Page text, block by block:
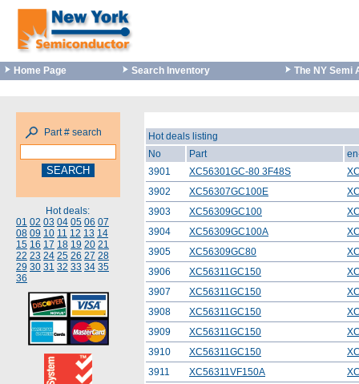
Home Page Search Inventory The NY Semi
Part # search
Hot deals:
01 02 03 04 05 06 07
08 09 10 11 12 13 14
15 16 17 18 19 20 21
22 23 24 25 26 27 28
29 30 31 32 33 34 35
36
Hot deals listing
No
Part
3901
XC56301GC-80 3F48S
3902
XC56307GC100E
3903
XC56309GC100
3904
XC56309GC100A
3905
XC56309GC80
3906
XC56311GC150
3907
XC56311GC150
3908
XC56311GC150
3909
XC56311GC150
3910
XC56311GC150
3911
XC56311VF150A